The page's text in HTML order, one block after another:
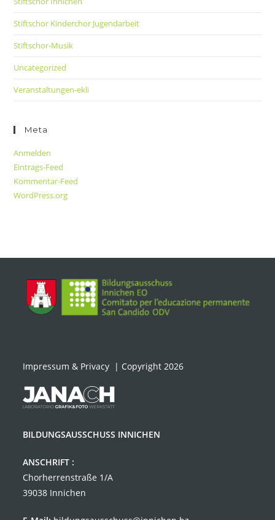
Stiftschor Kinderchor Jugendarbeit
Stiftschor-Musik
Uncategorized
Veranstaltungen-ekli
Meta
Anmelden
Eintrags-Feed
Kommentar-Feed
WordPress.org
Impressum & Privacy | Copyright 2026
BILDUNGSAUSSCHUSS INNICHEN
ANSCHRIFT :
Chorherrenstraße 1/A
39038 Innichen